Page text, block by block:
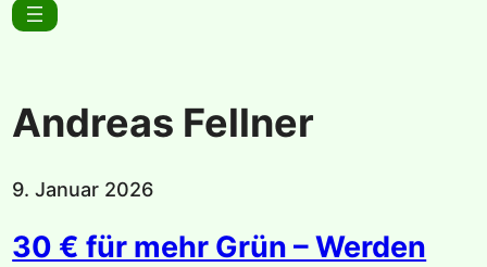
Andreas Fellner
9. Januar 2026
30 € für mehr Grün – Werden